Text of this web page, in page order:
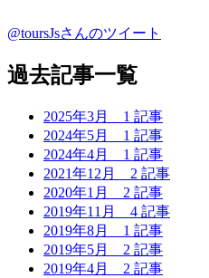
@toursJsさんのツイート
過去記事一覧
2025年3月 1 記事
2024年5月 1 記事
2024年4月 1 記事
2021年12月 2 記事
2020年1月 2 記事
2019年11月 4 記事
2019年8月 1 記事
2019年5月 2 記事
2019年4月 2 記事